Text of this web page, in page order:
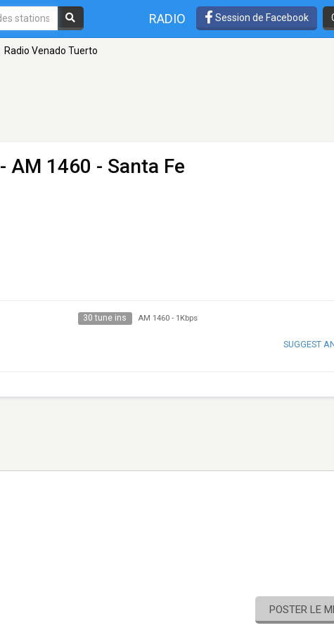
RADIO Session de Facebook
Radio Venado Tuerto
- AM 1460 - Santa Fe
30 tune ins AM 1460- 1Kbps
SUGGEST
POSTER LE